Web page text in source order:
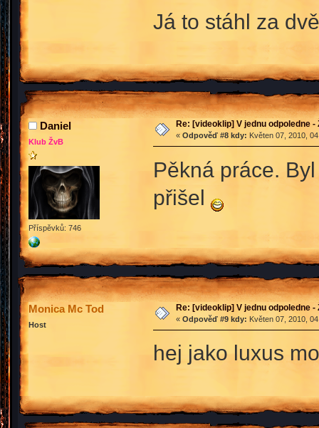
Já to stáhl za
Daniel
Klub ŽvB
Příspěvků: 746
Re: [videoklip] V jednu odpoledne
« Odpověď #8 kdy: Květen 07, 2010,
Pěkná práce.
přišel
Monica Mc Tod
Host
Re: [videoklip] V jednu odpoledne
« Odpověď #9 kdy: Květen 07, 2010,
hej jako luxus